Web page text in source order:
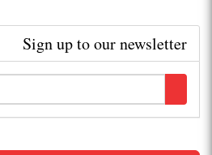
Sign up to our newsletter